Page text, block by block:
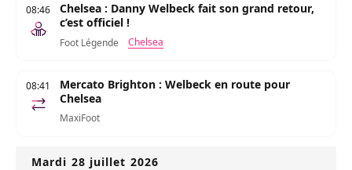
08:46
Chelsea : Danny Welbeck fait son grand retour,
c’est officiel !
Foot Légende Chelsea
08:41
Mercato Brighton : Welbeck en route pour
Chelsea
MaxiFoot
Mardi 28 juillet 2026